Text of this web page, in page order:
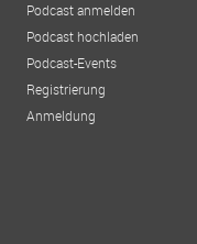
Podcast anmelden
Podcast hochladen
Podcast-Events
Registrierung
Anmeldung